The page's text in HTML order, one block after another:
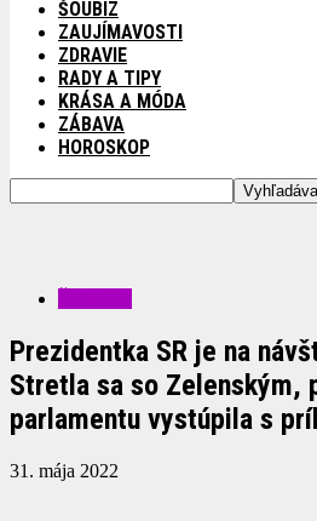
ŠOUBIZ
ZAUJÍMAVOSTI
ZDRAVIE
RADY A TIPY
KRÁSA A MÓDA
ZÁBAVA
HOROSKOP
Prezidentka SR je na
Stretla sa so Zelenským,
parlamentu vystúpila s
31. mája 2022